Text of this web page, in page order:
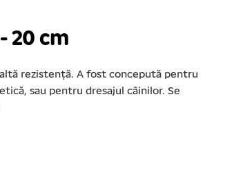
20 cm
rezistență. A fost concepută pentru
sau pentru dresajul câinilor. Se